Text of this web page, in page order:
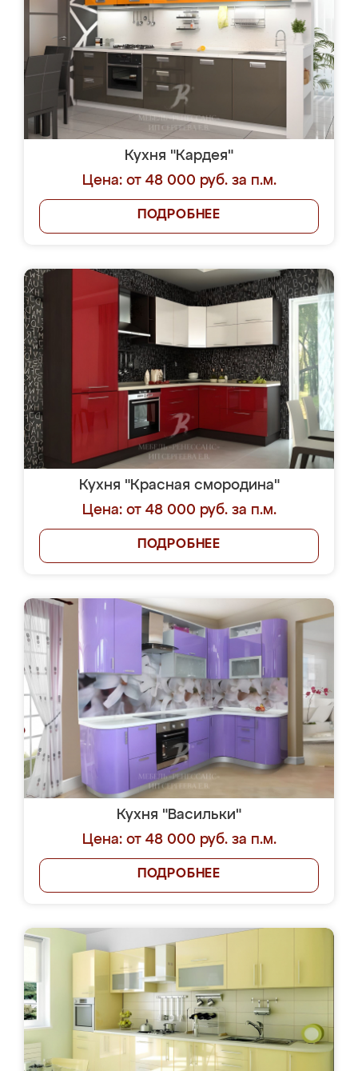
Кухня "Кардея"
Цена: от 48 000 руб. за п.м.
ПОДРОБНЕЕ
Кухня "Красная смородина"
Цена: от 48 000 руб. за п.м.
ПОДРОБНЕЕ
Кухня "Васильки"
Цена: от 48 000 руб. за п.м.
ПОДРОБНЕЕ